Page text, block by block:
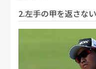
2.左手の甲を返さな